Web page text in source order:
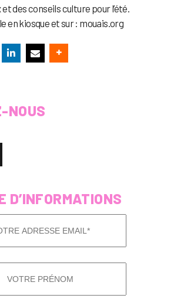
et des conseils culture pour l’été.
en kiosque et sur : mouais.org
NOUS
D’INFORMATIONS